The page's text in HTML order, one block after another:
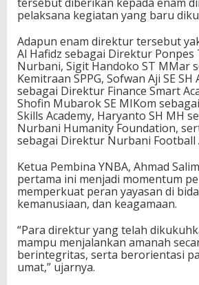
tersebut diberikan kepada enam
pelaksana kegiatan yang baru
Adapun enam direktur tersebut
Al Hafidz sebagai Direktur Ponpes
Nurbani, Sigit Handoko ST MMar
Kemitraan SPPG, Sofwan Aji SE SH
sebagai Direktur Finance Smart
Shofin Mubarok SE MIKom
Skills Academy, Haryanto SH MH
Nurbani Humanity Foundation,
sebagai Direktur Nurbani Football
Ketua Pembina YNBA, Ahmad
pertama ini menjadi momentum
memperkuat peran yayasan di
kemanusiaan, dan keagamaan.
“Para direktur yang telah
mampu menjalankan amanah
berintegritas, serta berorientasi
umat,” ujarnya.